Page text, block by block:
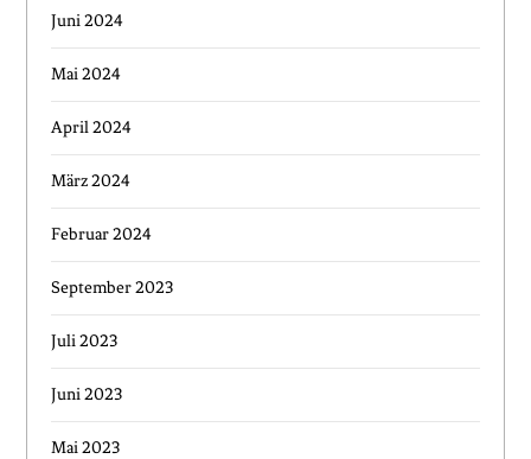
Juni 2024
Mai 2024
April 2024
März 2024
Februar 2024
September 2023
Juli 2023
Juni 2023
Mai 2023